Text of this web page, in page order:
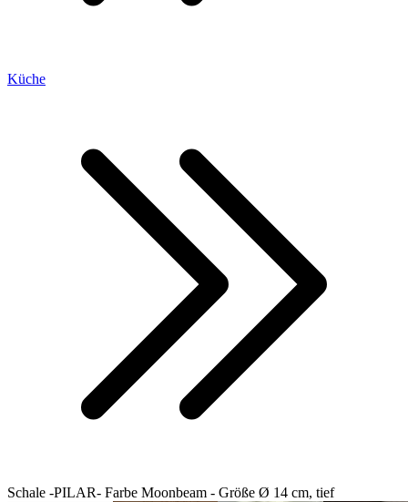
Küche
Schale -PILAR- Farbe Moonbeam - Größe Ø 14 cm, tief